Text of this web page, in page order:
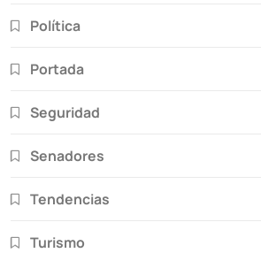
Política
Portada
Seguridad
Senadores
Tendencias
Turismo